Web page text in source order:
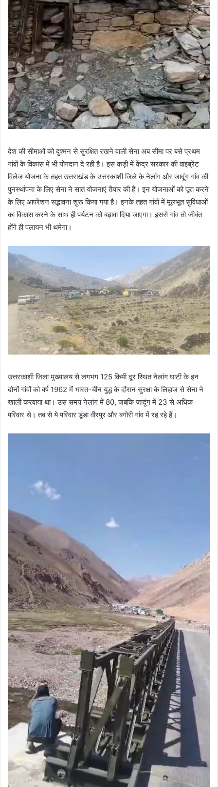
देश की सीमाओं को दुश्मन से सुरक्षित रखने वाली सेना अब सीमा पर बसे प्रथम
गांवों के विकास में भी योगदान दे रही है। इस कड़ी में केंद्र सरकार की वाइब्रेंट
विलेज योजना के तहत उत्तराखंड के उत्तरकाशी जिले के नेलांग और जादूंग गांव की
पुनर्स्थापना के लिए सेना ने सात योजनाएं तैयार की हैं। इन योजनाओं को पूरा करने
के लिए आपरेशन सद्भावना शुरू किया गया है। इनके तहत गांवों में मूलभूत सुविधाओं
का विकास करने के साथ ही पर्यटन को बढ़ावा दिया जाएगा। इससे गांव तो जीवंत
होंगे ही पलायन भी थमेगा।
उत्तरकाशी जिला मुख्यालय से लगभग 125 किमी दूर स्थित नेलांग घाटी के इन
दोनों गांवों को वर्ष 1962 में भारत-चीन युद्ध के दौरान सुरक्षा के लिहाज से सेना ने
खाली करवाया था। उस समय नेलांग में 80, जबकि जादूंग में 23 से अधिक
परिवार थे। तब से ये परिवार डूंडा वीरपुर और बगोरी गांव में रह रहे हैं।